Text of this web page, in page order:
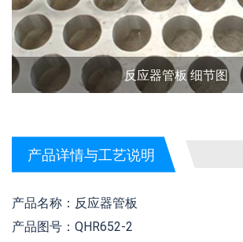
反应器管板 细节图
产品详情与工艺说明
产品名称：反应器管板
产品图号：QHR652-2